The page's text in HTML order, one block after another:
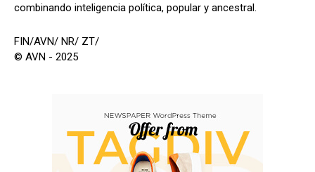
combinando inteligencia política, popular y ancestral.
FIN/AVN/ NR/ ZT/
© AVN - 2025